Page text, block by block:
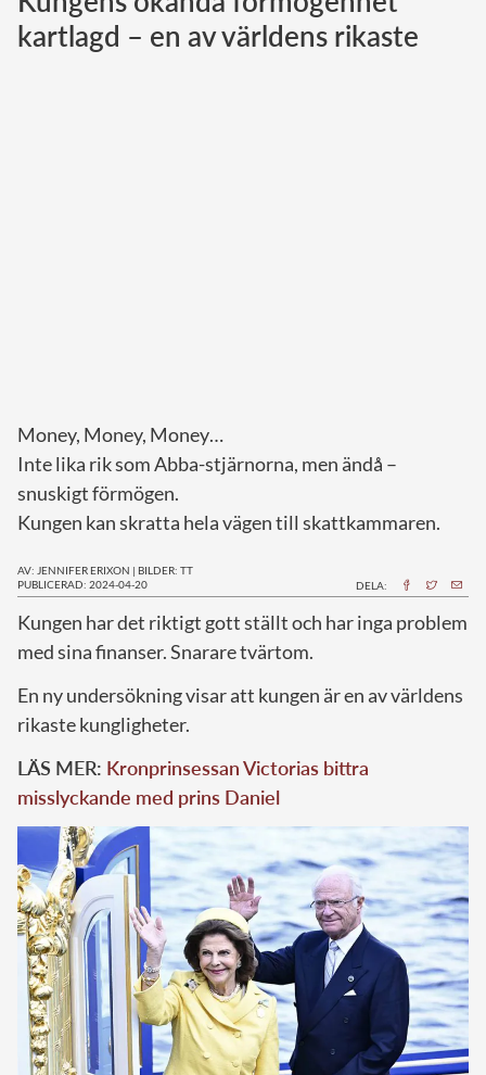
Norska kungahuset
kartlagd – en av världens rikaste
Money, Money, Money…
Inte lika rik som Abba-stjärnorna, men ändå –
snuskigt förmögen.
Kungen kan skratta hela vägen till skattkammaren.
AV: JENNIFER ERIXON | BILDER: TT
PUBLICERAD: 2024-04-20
DELA:
Kungen har det riktigt gott ställt och har inga problem
med sina finanser. Snarare tvärtom.
En ny undersökning visar att kungen är en av världens
rikaste kungligheter.
LÄS MER: Kronprinsessan Victorias bittra
misslyckande med prins Daniel